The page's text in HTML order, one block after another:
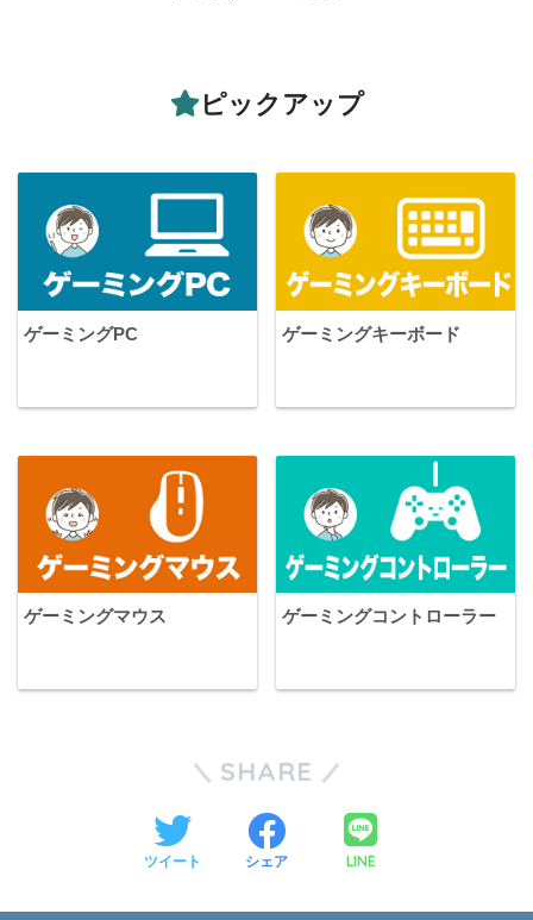
ピックアップ
ゲーミングPC ゲーミングキーボード
ゲーミングマウス ゲーミングコントローラー
SHARE
ツイート シェア LINE